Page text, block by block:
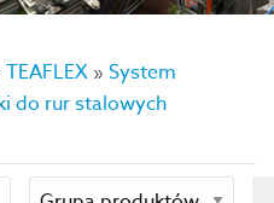
TEAFLEX » System
do rur stalowych